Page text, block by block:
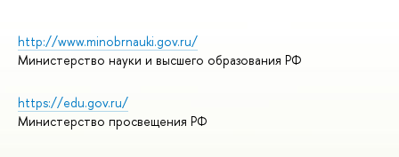
http://www.minobrnauki.gov.ru/
Министерство науки и высшего образования РФ
https://edu.gov.ru/
Министерство просвещения РФ